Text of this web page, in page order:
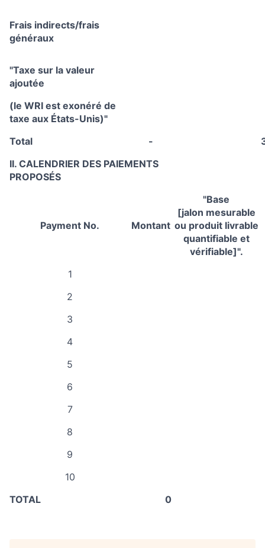
Frais indirects/frais
généraux
"Taxe sur la valeur
ajoutée
(le WRI est exonéré de
taxe aux États-Unis)"
Total
-
II. CALENDRIER DES PAIEMENTS
PROPOSÉS
Payment No. Montant
"Base
[jalon mesurable
ou produit livrable
quantifiable et
vérifiable]".
1
2
3
4
5
6
7
8
9
10
TOTAL
0